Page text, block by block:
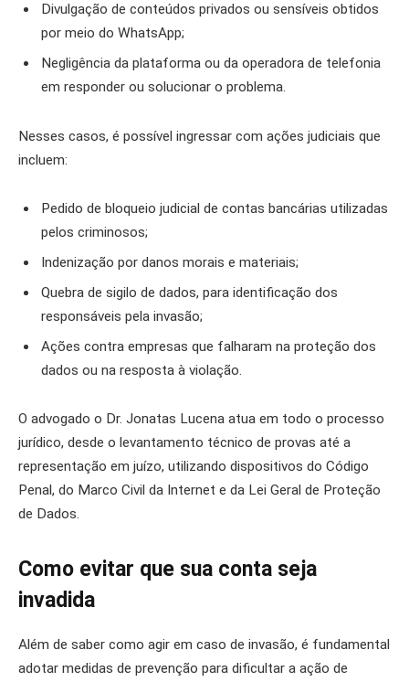
Divulgação de conteúdos privados ou sensíveis obtidos
por meio do WhatsApp;
Negligência da plataforma ou da operadora de telefonia
em responder ou solucionar o problema.
Nesses casos, é possível ingressar com ações judiciais que
incluem:
Pedido de bloqueio judicial de contas bancárias utilizadas
pelos criminosos;
Indenização por danos morais e materiais;
Quebra de sigilo de dados, para identificação dos
responsáveis pela invasão;
Ações contra empresas que falharam na proteção dos
dados ou na resposta à violação.
O advogado o Dr. Jonatas Lucena atua em todo o processo
jurídico, desde o levantamento técnico de provas até a
representação em juízo, utilizando dispositivos do Código
Penal, do Marco Civil da Internet e da Lei Geral de Proteção
de Dados.
Como evitar que sua conta seja
invadida
Além de saber como agir em caso de invasão, é fundamental
adotar medidas de prevenção para dificultar a ação de